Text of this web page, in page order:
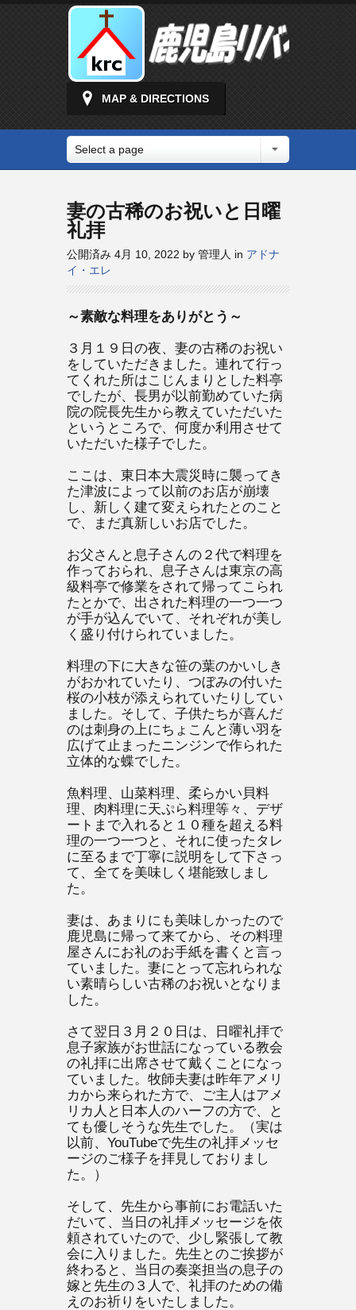
MAP & DIRECTIONS
Select a page
妻の古稀のお祝いと日曜
礼拝
公開済み 4月 10, 2022 by 管理人 in アドナ
イ・エレ
～素敵な料理をありがとう～
３月１９日の夜、妻の古稀のお祝い
をしていただきました。連れて行っ
てくれた所はこじんまりとした料亭
でしたが、長男が以前勤めていた病
院の院長先生から教えていただいた
というところで、何度か利用させて
いただいた様子でした。
ここは、東日本大震災時に襲ってき
た津波によって以前のお店が崩壊
し、新しく建て変えられたとのこと
で、まだ真新しいお店でした。
お父さんと息子さんの２代で料理を
作っておられ、息子さんは東京の高
級料亭で修業をされて帰ってこられ
たとかで、出された料理の一つ一つ
が手が込んでいて、それぞれが美し
く盛り付けられていました。
料理の下に大きな笹の葉のかいしき
がおかれていたり、つぼみの付いた
桜の小枝が添えられていたりしてい
ました。そして、子供たちが喜んだ
のは刺身の上にちょこんと薄い羽を
広げて止まったニンジンで作られた
立体的な蝶でした。
魚料理、山菜料理、柔らかい貝料
理、肉料理に天ぷら料理等々、デザ
ートまで入れると１０種を超える料
理の一つ一つと、それに使ったタレ
に至るまで丁寧に説明をして下さっ
て、全てを美味しく堪能致しまし
た。
妻は、あまりにも美味しかったので
鹿児島に帰って来てから、その料理
屋さんにお礼のお手紙を書くと言っ
ていました。妻にとって忘れられな
い素晴らしい古稀のお祝いとなりま
した。
さて翌日３月２０日は、日曜礼拝で
息子家族がお世話になっている教会
の礼拝に出席させて戴くことになっ
ていました。牧師夫妻は昨年アメリ
カから来られた方で、ご主人はアメ
リカ人と日本人のハーフの方で、と
ても優しそうな先生でした。（実は
以前、YouTubeで先生の礼拝メッセ
ージのご様子を拝見しておりまし
た。）
そして、先生から事前にお電話いた
だいて、当日の礼拝メッセージを依
頼されていたので、少し緊張して教
会に入りました。先生とのご挨拶が
終わると、当日の奏楽担当の息子の
嫁と先生の３人で、礼拝のための備
えのお祈りをいたしました。